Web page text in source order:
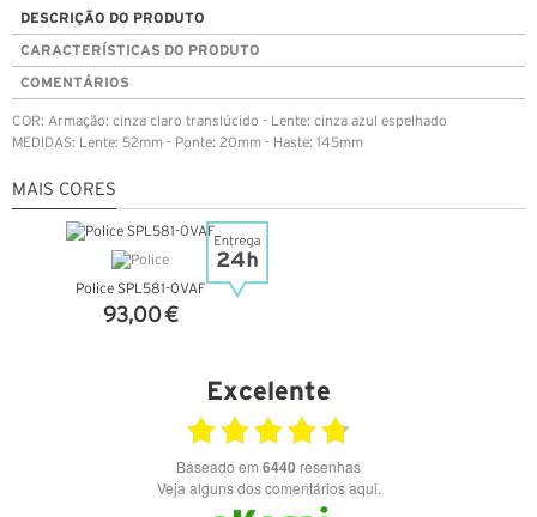
DESCRIÇÃO DO PRODUTO
CARACTERÍSTICAS DO PRODUTO
COMENTÁRIOS
COR: Armação: cinza claro translúcido - Lente: cinza azul espelhado
MEDIDAS: Lente: 52mm - Ponte: 20mm - Haste: 145mm
MAIS CORES
Police SPL581-0VAF
93,00 €
Excelente
Baseado em 6440 resenhas
Veja alguns dos comentários aqui.